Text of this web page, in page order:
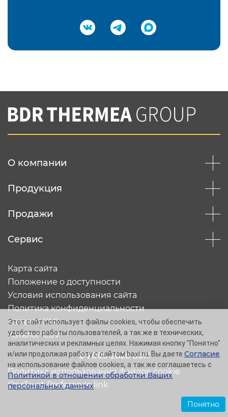
Подтвердить e-mail
Вы соглашаетесь с нашей политикой
конфеденциальности
О компании
Продукция
Продажи
Сервис
© 2005-2026 Baxi
Карта сайта
Положение о доступности
Условия использования сайта
Политика конфиденциальности
Каталог XML
Каталог CSV
Политика использования файлов cookie
OneTrust Preference link
Этот сайт использует файлы cookies, чтобы обеспечить
удобство работы пользователей, а так же в технических,
аналитических и рекламных целях. Нажимая кнопку "Понятно"
и/или продолжая работу с сайтом baxi.ru, Вы даете Согласие
на использование файлов cookies, а так же соглашаетесь с
Политикой в отношении обработки Ваших
персональных данных.
Понятно